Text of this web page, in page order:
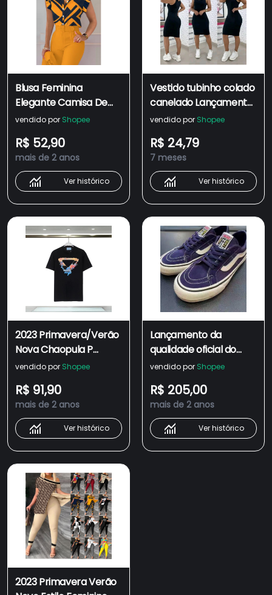
Blusa Feminina
Elegante Camisa De
Manga Curta 2023
Social Casual V
Colarinho Floral
Camisas E Blusas De
Escritório Roupa De
Senhora
vendido por Shopee
R$ 52,90
mais de 2 anos
Ver histórico
Vestido tubinho colado
canelado Lançamento
2023 regata casual
Primavera Verão
vendido por Shopee
R$ 24,79
7 meses
Ver histórico
2023 Primavera/Verão
Nova Chaopula P
Family Chame Inverted
Manga Curta
Estampada Para
Homens E Mulheres
Estilo INS Casual
vendido por Shopee
R$ 91,90
mais de 2 anos
Ver histórico
Lançamento da
qualidade oficial do
Brasil 2023 Primavera e
roxo versátil sapatos
de tabuleiro retrô ins
2ENV
vendido por Shopee
R$ 205,00
mais de 2 anos
Ver histórico
2023 Primavera Verão